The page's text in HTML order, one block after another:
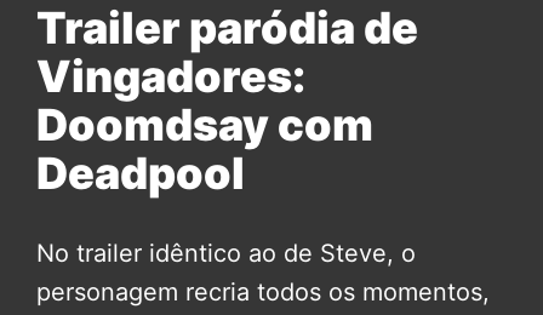
Trailer paródia de
Vingadores:
Doomdsay com
Deadpool
No trailer idêntico ao de Steve, o
personagem recria todos os momentos,